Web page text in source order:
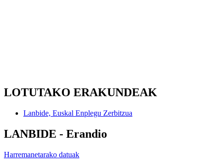
LOTUTAKO ERAKUNDEAK
Lanbide, Euskal Enplegu Zerbitzua
LANBIDE - Erandio
Harremanetarako datuak